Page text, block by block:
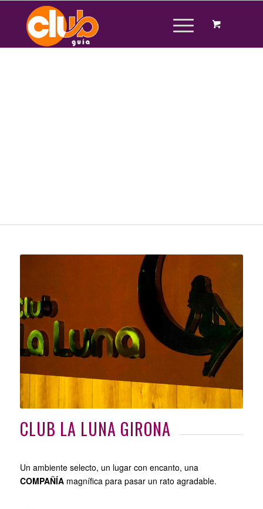
CLUB LA LUNA GIRONA
Un ambiente selecto, un lugar con encanto, una
COMPAÑÍAmagnífica para pasar un rato agradable.